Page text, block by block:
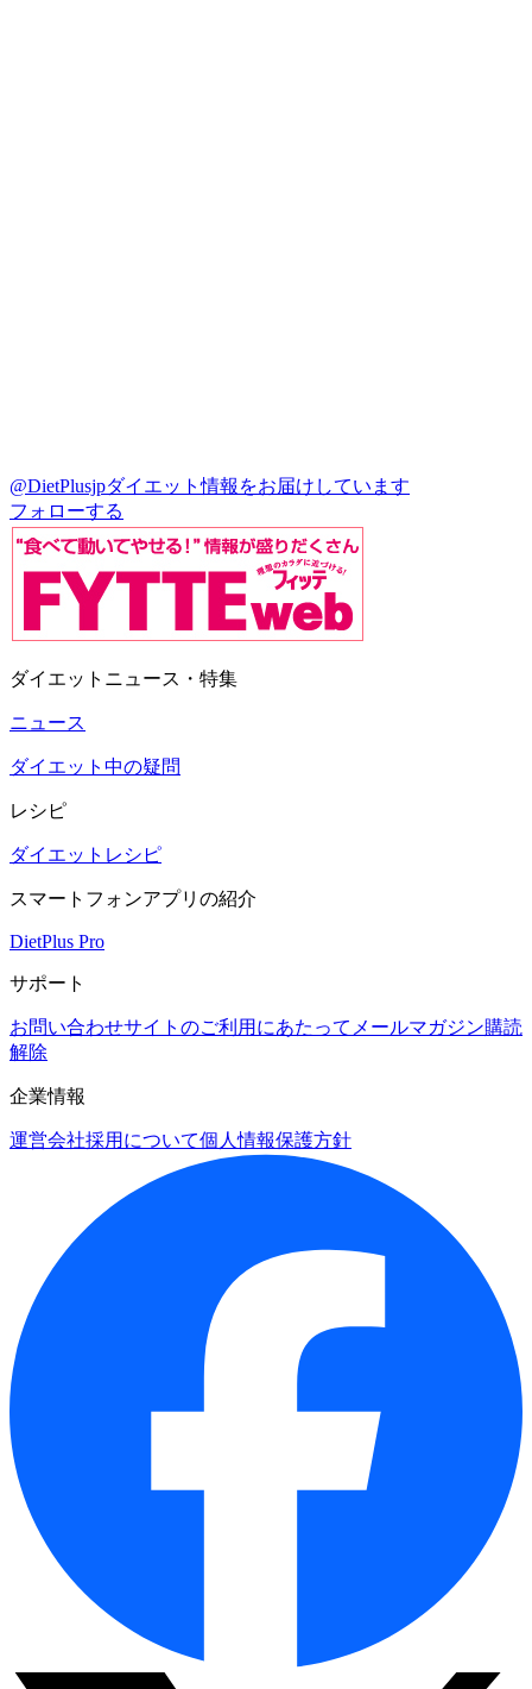
@DietPlusjpダイエット情報をお届けしています
フォローする
ダイエットニュース・特集
ニュース
ダイエット中の疑問
レシピ
ダイエットレシピ
スマートフォンアプリの紹介
DietPlus Pro
サポート
お問い合わせサイトのご利用にあたって メールマガジン購読
解除
企業情報
運営会社採用について個人情報保護方針